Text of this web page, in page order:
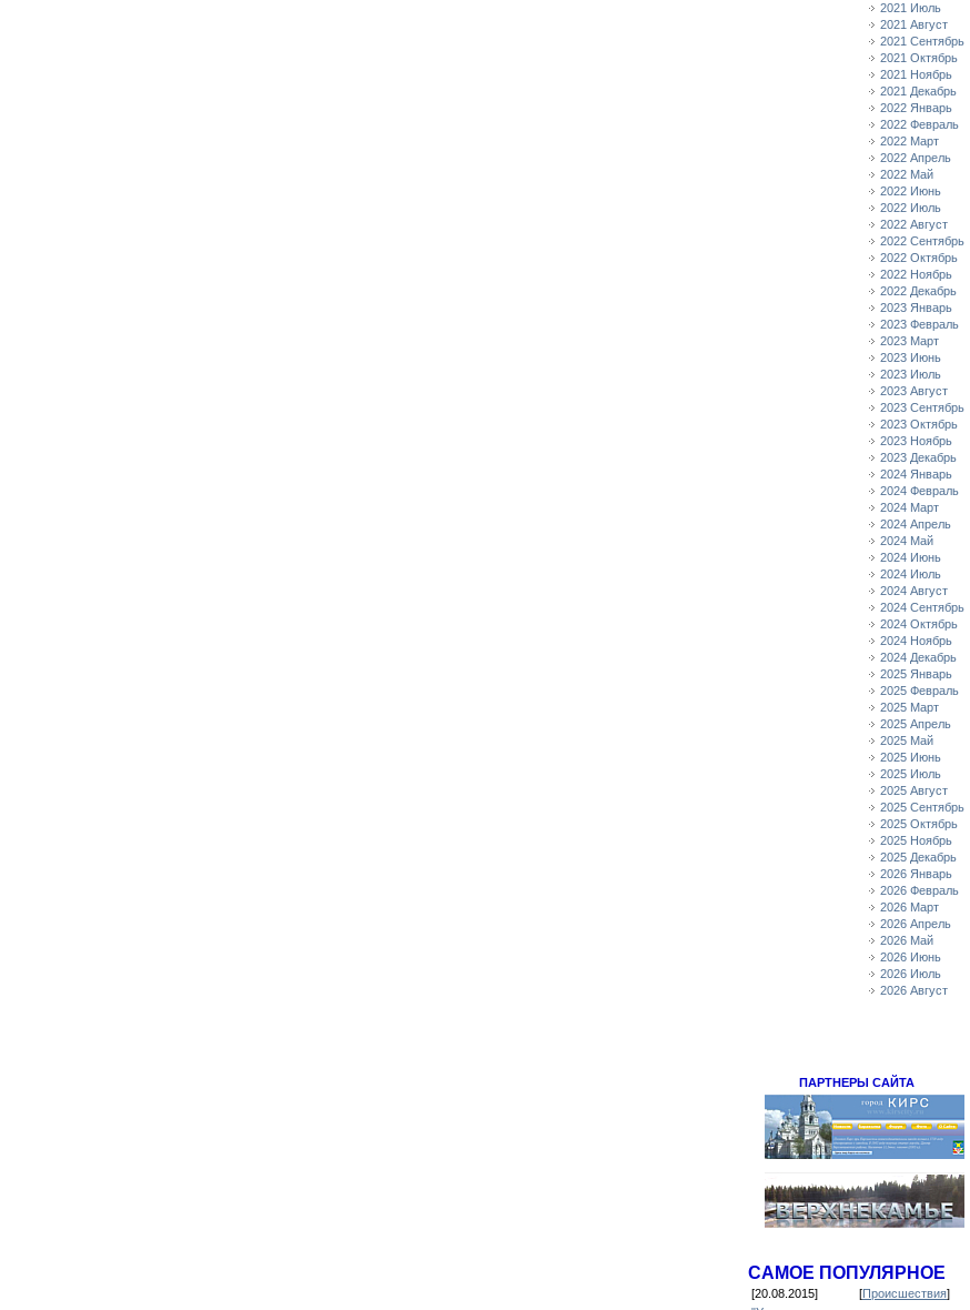
2021 Июль
2021 Август
2021 Сентябрь
2021 Октябрь
2021 Ноябрь
2021 Декабрь
2022 Январь
2022 Февраль
2022 Март
2022 Апрель
2022 Май
2022 Июнь
2022 Июль
2022 Август
2022 Сентябрь
2022 Октябрь
2022 Ноябрь
2022 Декабрь
2023 Январь
2023 Февраль
2023 Март
2023 Июнь
2023 Июль
2023 Август
2023 Сентябрь
2023 Октябрь
2023 Ноябрь
2023 Декабрь
2024 Январь
2024 Февраль
2024 Март
2024 Апрель
2024 Май
2024 Июнь
2024 Июль
2024 Август
2024 Сентябрь
2024 Октябрь
2024 Ноябрь
2024 Декабрь
2025 Январь
2025 Февраль
2025 Март
2025 Апрель
2025 Май
2025 Июнь
2025 Июль
2025 Август
2025 Сентябрь
2025 Октябрь
2025 Ноябрь
2025 Декабрь
2026 Январь
2026 Февраль
2026 Март
2026 Апрель
2026 Май
2026 Июнь
2026 Июль
2026 Август
ПАРТНЕРЫ САЙТА
САМОЕ ПОПУЛЯРНОЕ
[20.08.2015] [Происшествия]